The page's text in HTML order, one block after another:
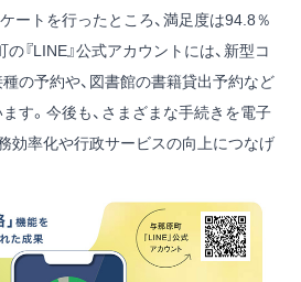
ートを行ったところ、満足度は94.8％
『LINE』公式アカウントには、新型コ
の予約や、図書館の書籍貸出予約など
す。今後も、さまざまな手続きを電子
効率化や行政サービスの向上につなげ